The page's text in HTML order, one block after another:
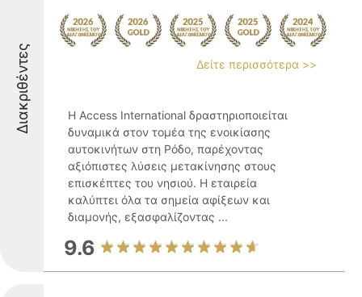
Διακριθέντες Δείτε περισσότερα >>
Η Access International δραστηριοποιείται
δυναμικά στον τομέα της ενοικίασης
αυτοκινήτων στη Ρόδο, παρέχοντας
αξιόπιστες λύσεις μετακίνησης στους
επισκέπτες του νησιού. Η εταιρεία
καλύπτει όλα τα σημεία αφίξεων και
διαμονής, εξασφαλίζοντας ...
9.6